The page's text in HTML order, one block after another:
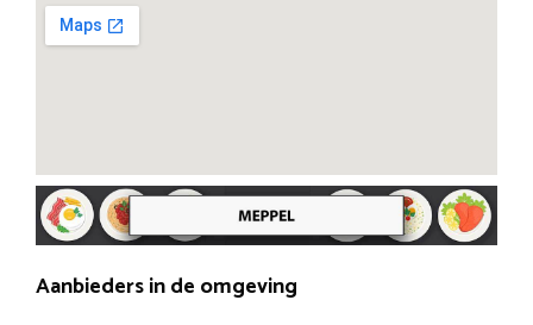
Aanbieders in de omgeving